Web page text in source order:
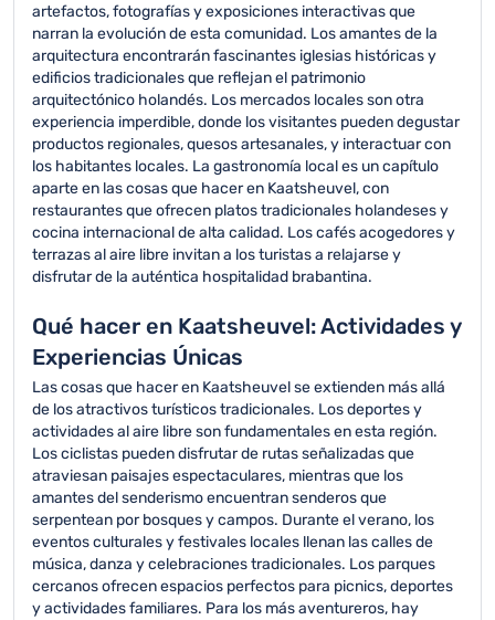
artefactos, fotografías y exposiciones interactivas que
narran la evolución de esta comunidad. Los amantes de la
arquitectura encontrarán fascinantes iglesias históricas y
edificios tradicionales que reflejan el patrimonio
arquitectónico holandés. Los mercados locales son otra
experiencia imperdible, donde los visitantes pueden degustar
productos regionales, quesos artesanales, y interactuar con
los habitantes locales. La gastronomía local es un capítulo
aparte en las cosas que hacer en Kaatsheuvel, con
restaurantes que ofrecen platos tradicionales holandeses y
cocina internacional de alta calidad. Los cafés acogedores y
terrazas al aire libre invitan a los turistas a relajarse y
disfrutar de la auténtica hospitalidad brabantina.
Qué hacer en Kaatsheuvel: Actividades y
Experiencias Únicas
Las cosas que hacer en Kaatsheuvel se extienden más allá
de los atractivos turísticos tradicionales. Los deportes y
actividades al aire libre son fundamentales en esta región.
Los ciclistas pueden disfrutar de rutas señalizadas que
atraviesan paisajes espectaculares, mientras que los
amantes del senderismo encuentran senderos que
serpentean por bosques y campos. Durante el verano, los
eventos culturales y festivales locales llenan las calles de
música, danza y celebraciones tradicionales. Los parques
cercanos ofrecen espacios perfectos para picnics, deportes
y actividades familiares. Para los más aventureros, hay